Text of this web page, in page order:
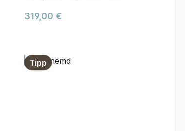
Regulärer Preis:
319,00 €
Tipp